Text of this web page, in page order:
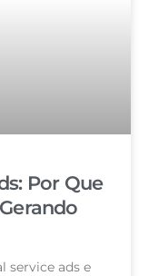
Por Que
service ads e